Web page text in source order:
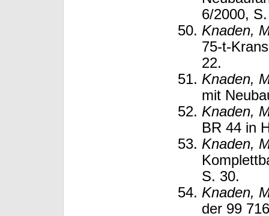
6/2000,
Knaden,
75-t-
22.
Knaden,
mit
Knaden,
BR 44 in
Knaden,
S. 30.
Knaden,
der 99